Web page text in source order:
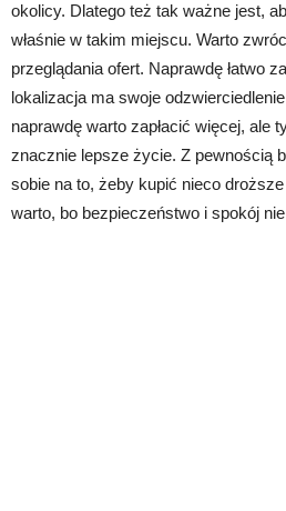
okolicy. Dlatego też tak ważne jest,
właśnie w takim miejscu. Warto
przeglądania ofert. Naprawdę łatwo
lokalizacja ma swoje
naprawdę warto zapłacić więcej, ale
znacznie lepsze życie. Z pewnością
sobie na to, żeby kupić nieco
warto, bo bezpieczeństwo i spokój